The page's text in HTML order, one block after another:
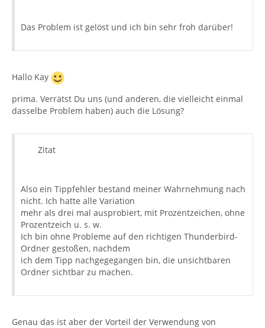
Das Problem ist gelöst und ich bin sehr froh darüber!
Hallo Kay
prima. Verrätst Du uns (und anderen, die vielleicht einmal
dasselbe Problem haben) auch die Lösung?
Zitat
Also ein Tippfehler bestand meiner Wahrnehmung nach
nicht. Ich hatte alle Variation
mehr als drei mal ausprobiert, mit Prozentzeichen, ohne
Prozentzeich u. s. w.
Ich bin ohne Probleme auf den richtigen Thunderbird-
Ordner gestoßen, nachdem
ich dem Tipp nachgegegangen bin, die unsichtbaren
Ordner sichtbar zu machen.
Genau das ist aber der Vorteil der Verwendung von